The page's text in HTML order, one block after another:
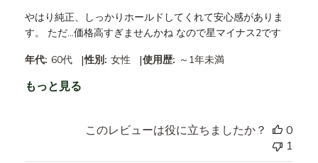
やはり純正、しっかりホールドしてくれて安心感がありま
す。 ただ…価格高すぎませんかね なので星マイナス2です
年代: 60代 |性別: 女性 |使用歴: ～1年未満
もっと見る
このレビューは役に立ちましたか？
0
1